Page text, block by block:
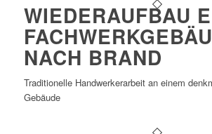
WIEDERAUFBAU
NACH BRAND
Traditionelle Handwerkerarbeit an einem
Gebäude